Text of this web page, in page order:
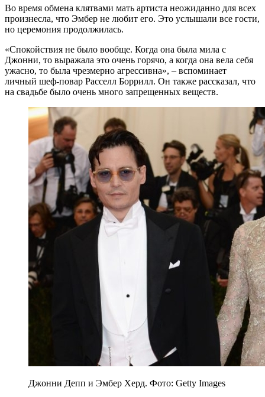
Во время обмена клятвами мать артиста неожиданно для всех
произнесла, что Эмбер не любит его. Это услышали все гости,
но церемония продолжилась.
«Спокойствия не было вообще. Когда она была мила с
Джонни, то выражала это очень горячо, а когда она вела себя
ужасно, то была чрезмерно агрессивна», – вспоминает
личный шеф-повар Расселл Боррилл. Он также рассказал, что
на свадьбе было очень много запрещенных веществ.
Джонни Депп и Эмбер Херд. Фото: Getty Images